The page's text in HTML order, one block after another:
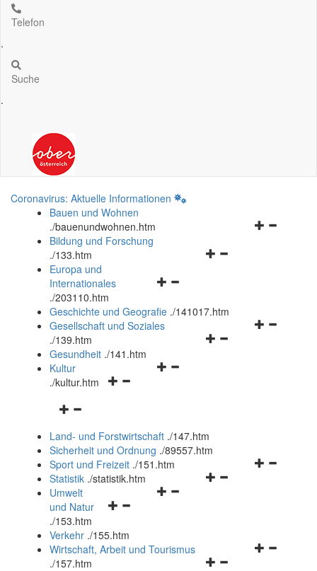
Telefon
.
Suche
.
Coronavirus: Aktuelle Informationen
Bauen und Wohnen
./bauenundwohnen.htm
Navigationsmenü
Bildung und Forschung
./133.htm
Navigationsmenü
und
schließen
Europa und
Internationales
./203110.htm
Geschichte und Geografie ./141017.htm
Navigationsmenü
Gesellschaft und Soziales
./139.htm
Navigationsmenü
Gesundheit ./141.htm
Navigationsmenü
Kultur
./kultur.htm
Navigationsmenü
und
schließen
Land- und Forstwirtschaft ./147.htm
Sicherheit und Ordnung ./89557.htm
Navigationsmenü
Sport und Freizeit ./151.htm
Navigationsmenü
Statistik ./statistik.htm
Navigationsmenü
und
schließen
Umwelt
und Natur
./153.htm
Verkehr ./155.htm
Navigationsmenü
Wirtschaft, Arbeit und Tourismus
./157.htm